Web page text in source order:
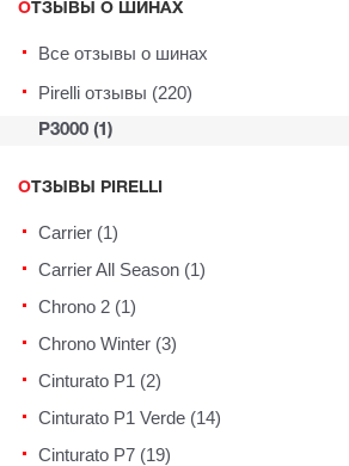
ОТЗЫВЫ О ШИНАХ
Все отзывы о шинах
Pirelli отзывы (220)
P3000 (1)
ОТЗЫВЫ PIRELLI
Carrier (1)
Carrier All Season (1)
Chrono 2 (1)
Chrono Winter (3)
Cinturato P1 (2)
Cinturato P1 Verde (14)
Cinturato P7 (19)